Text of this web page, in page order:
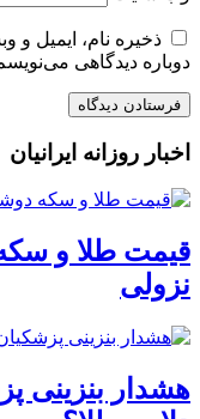
ذخیره نام، ایمیل و
دوباره دیدگاهی
اخبار روزانه ایرانیان
نزولی
هشدار بنزینی